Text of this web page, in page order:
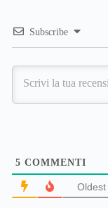
Subscribe
5 COMMENTI
Oldest